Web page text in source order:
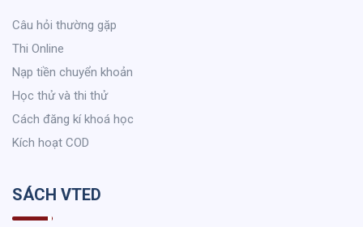
Câu hỏi thường gặp
Thi Online
Nạp tiền chuyển khoản
Học thử và thi thử
Cách đăng kí khoá học
Kích hoạt COD
SÁCH VTED